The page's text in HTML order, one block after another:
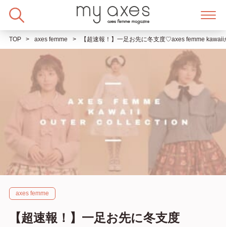
TOP axes femme 【超速報！】一足お先に冬支度♡axes femme
axes femme
【超速報！】一足お先に冬支度